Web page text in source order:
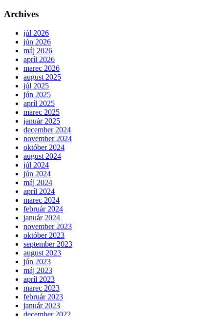
Archives
júl 2026
jún 2026
máj 2026
apríl 2026
marec 2026
august 2025
júl 2025
jún 2025
apríl 2025
marec 2025
január 2025
december 2024
november 2024
október 2024
august 2024
júl 2024
jún 2024
máj 2024
apríl 2024
marec 2024
február 2024
január 2024
november 2023
október 2023
september 2023
august 2023
jún 2023
máj 2023
apríl 2023
marec 2023
február 2023
január 2023
december 2022